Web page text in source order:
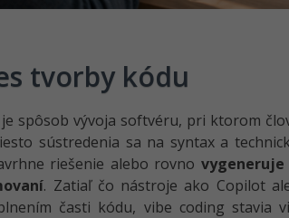
tvorby kódu
je spôsob vývoja softvéru, pri ktorom
sústredenia sa na syntax a
riešenie alebo rovno vygeneruje
. Zatiaľ čo nástroje ako Copilot
časti kódu, vibe coding stavia